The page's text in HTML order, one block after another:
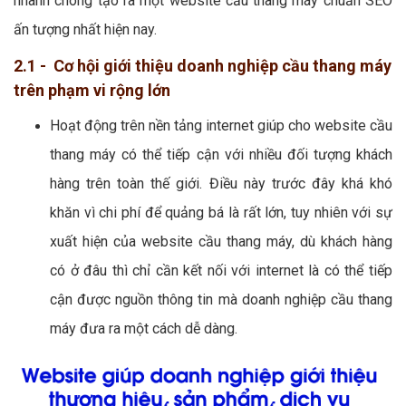
ấn tượng nhất hiện nay.
2.1 - Cơ hội giới thiệu doanh nghiệp cầu thang máy
trên phạm vi rộng lớn
Hoạt động trên nền tảng internet giúp cho website cầu
thang máy có thể tiếp cận với nhiều đối tượng khách
hàng trên toàn thế giới. Điều này trước đây khá khó
khăn vì chi phí để quảng bá là rất lớn, tuy nhiên với sự
xuất hiện của website cầu thang máy, dù khách hàng
có ở đâu thì chỉ cần kết nối với internet là có thể tiếp
cận được nguồn thông tin mà doanh nghiệp cầu thang
máy đưa ra một cách dễ dàng.